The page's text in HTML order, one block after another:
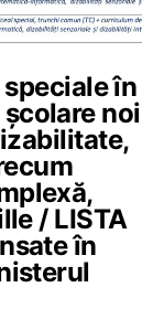
în
noi
/ LISTA
în